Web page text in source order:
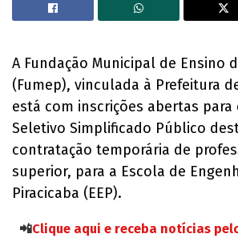
A Fundação Municipal de Ensino
(Fumep), vinculada à Prefeitura
está com inscrições abertas para
Seletivo Simplificado Público
contratação temporária de
superior, para a Escola de
Piracicaba (EEP).
📲Clique aqui e receba notícias